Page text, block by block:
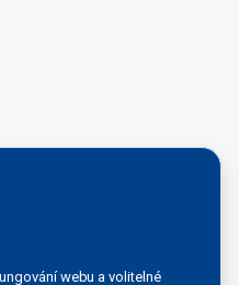
webu a volitelné